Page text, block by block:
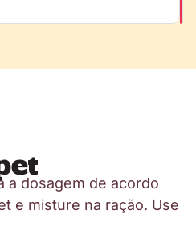
a dosagem de acordo
e misture na ração. Use